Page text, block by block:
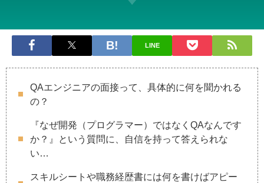
LINE
QAエンジニアの面接って、具体的に何を聞かれる
の？
『なぜ開発（プログラマー）ではなくQAなんです
か？』という質問に、自信を持って答えられな
い…
スキルシートや職務経歴書には何を書けばアピー